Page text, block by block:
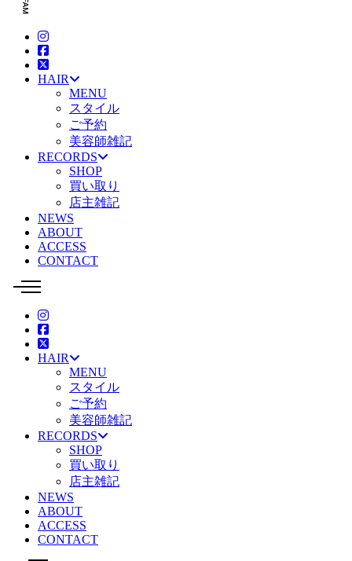
HAIR
MENU
スタイル
ご予約
美容師雑記
RECORDS
SHOP
買い取り
店主雑記
NEWS
ABOUT
ACCESS
CONTACT
HAIR
MENU
スタイル
ご予約
美容師雑記
RECORDS
SHOP
買い取り
店主雑記
NEWS
ABOUT
ACCESS
CONTACT